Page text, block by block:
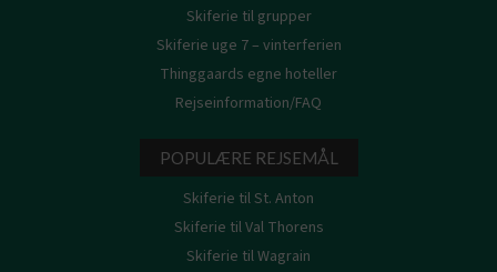
Skiferie til grupper
Skiferie uge 7 – vinterferien
Thinggaards egne hoteller
Rejseinformation/FAQ
POPULÆRE REJSEMÅL
Skiferie til St. Anton
Skiferie til Val Thorens
Skiferie til Wagrain